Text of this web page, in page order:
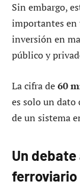
Sin embargo,
importantes
inversión en
público y
La cifra de60
es solo un
de un sistema
Un
ferroviario